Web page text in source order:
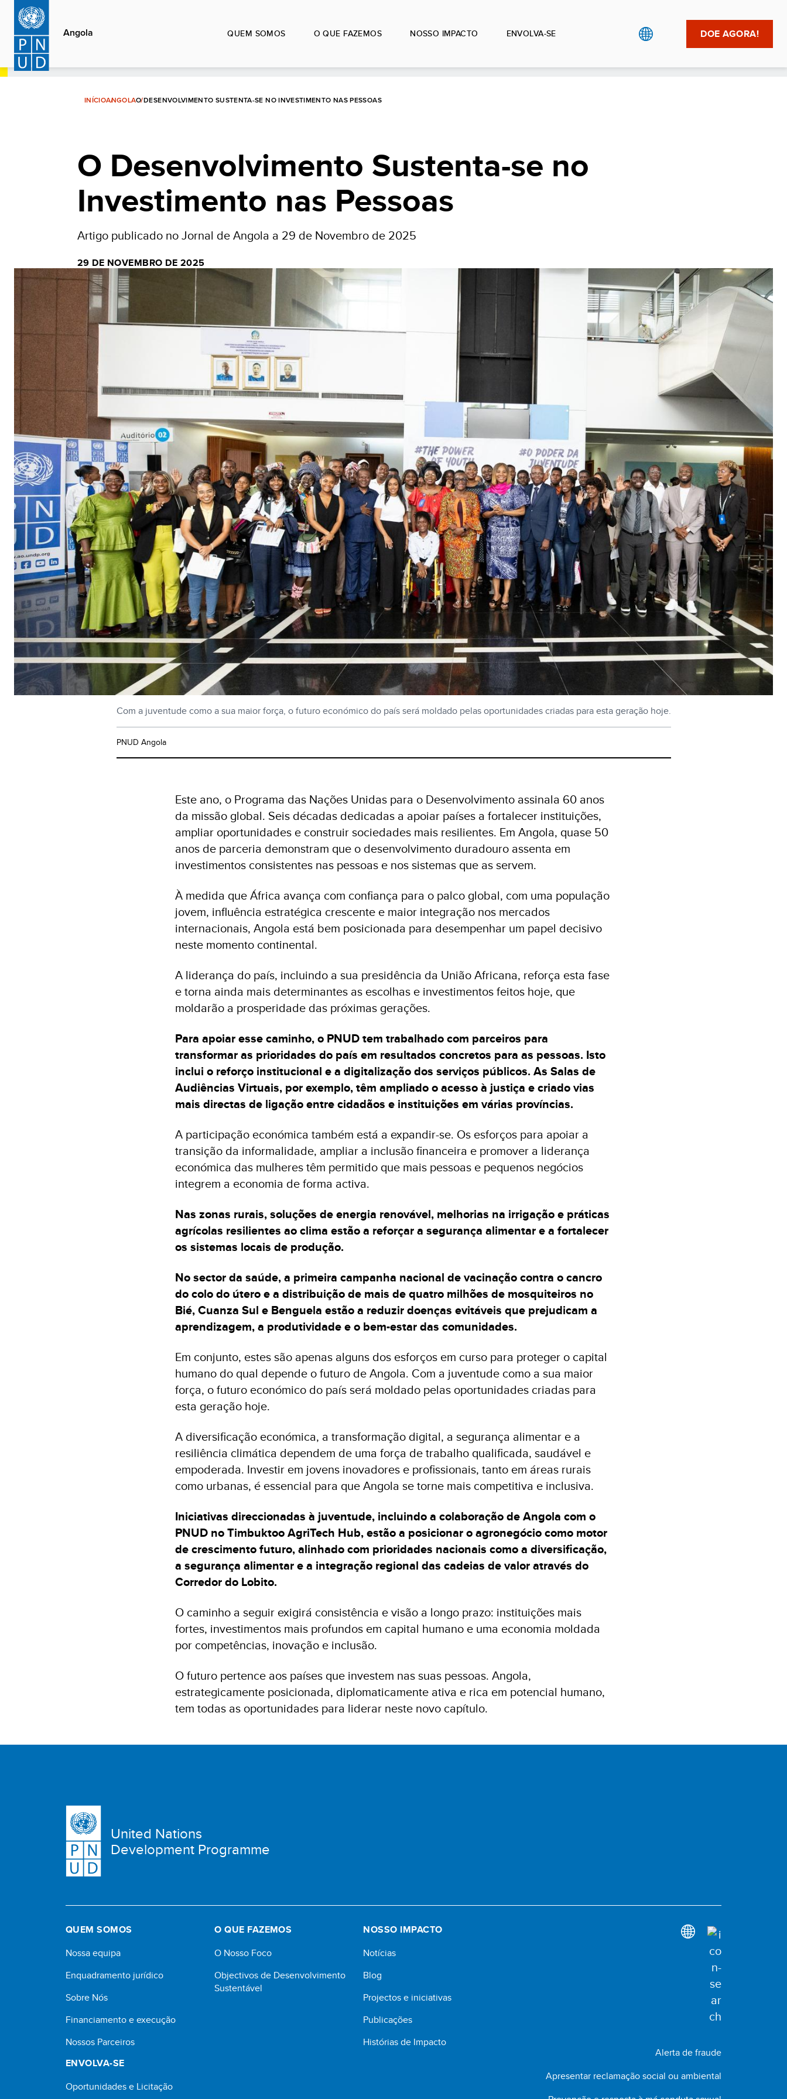
Passar
para
conteúdo
principal
Angola QUEM SOMOS O QUE FAZEMOS NOSSO IMPACTO ENVOLVA-SE DOE AGORA!
INÍCIOANGOLAO DESENVOLVIMENTO SUSTENTA-SE NO INVESTIMENTO NAS PESSOAS
O Desenvolvimento Sustenta-se no
Investimento nas Pessoas
Artigo publicado no Jornal de Angola a 29 de Novembro de 2025
29 DE NOVEMBRO DE 2025
Com a juventude como a sua maior força, o futuro económico do país será moldado pelas oportunidades criadas para esta geração hoje.
PNUD Angola
Este ano, o Programa das Nações Unidas para o Desenvolvimento assinala 60 anos
da missão global. Seis décadas dedicadas a apoiar países a fortalecer instituições,
ampliar oportunidades e construir sociedades mais resilientes. Em Angola, quase 50
anos de parceria demonstram que o desenvolvimento duradouro assenta em
investimentos consistentes nas pessoas e nos sistemas que as servem.
À medida que África avança com confiança para o palco global, com uma população
jovem, influência estratégica crescente e maior integração nos mercados
internacionais, Angola está bem posicionada para desempenhar um papel decisivo
neste momento continental.
A liderança do país, incluindo a sua presidência da União Africana, reforça esta fase
e torna ainda mais determinantes as escolhas e investimentos feitos hoje, que
moldarão a prosperidade das próximas gerações.
Para apoiar esse caminho, o PNUD tem trabalhado com parceiros para
transformar as prioridades do país em resultados concretos para as pessoas. Isto
inclui o reforço institucional e a digitalização dos serviços públicos. As Salas de
Audiências Virtuais, por exemplo, têm ampliado o acesso à justiça e criado vias
mais directas de ligação entre cidadãos e instituições em várias províncias.
A participação económica também está a expandir-se. Os esforços para apoiar a
transição da informalidade, ampliar a inclusão financeira e promover a liderança
económica das mulheres têm permitido que mais pessoas e pequenos negócios
integrem a economia de forma activa.
Nas zonas rurais, soluções de energia renovável, melhorias na irrigação e práticas
agrícolas resilientes ao clima estão a reforçar a segurança alimentar e a fortalecer
os sistemas locais de produção.
No sector da saúde, a primeira campanha nacional de vacinação contra o cancro
do colo do útero e a distribuição de mais de quatro milhões de mosquiteiros no
Bié, Cuanza Sul e Benguela estão a reduzir doenças evitáveis que prejudicam a
aprendizagem, a produtividade e o bem-estar das comunidades.
Em conjunto, estes são apenas alguns dos esforços em curso para proteger o capital
humano do qual depende o futuro de Angola. Com a juventude como a sua maior
força, o futuro económico do país será moldado pelas oportunidades criadas para
esta geração hoje.
A diversificação económica, a transformação digital, a segurança alimentar e a
resiliência climática dependem de uma força de trabalho qualificada, saudável e
empoderada. Investir em jovens inovadores e profissionais, tanto em áreas rurais
como urbanas, é essencial para que Angola se torne mais competitiva e inclusiva.
Iniciativas direccionadas à juventude, incluindo a colaboração de Angola com o
PNUD no Timbuktoo AgriTech Hub, estão a posicionar o agronegócio como motor
de crescimento futuro, alinhado com prioridades nacionais como a diversificação,
a segurança alimentar e a integração regional das cadeias de valor através do
Corredor do Lobito.
O caminho a seguir exigirá consistência e visão a longo prazo: instituições mais
fortes, investimentos mais profundos em capital humano e uma economia moldada
por competências, inovação e inclusão.
O futuro pertence aos países que investem nas suas pessoas. Angola,
estrategicamente posicionada, diplomaticamente ativa e rica em potencial humano,
tem todas as oportunidades para liderar neste novo capítulo.
United Nations
Development Programme
QUEM SOMOS
Nossa equipa
Enquadramento jurídico
Sobre Nós
Financiamento e execução
Nossos Parceiros
O QUE FAZEMOS
O Nosso Foco
Objectivos de Desenvolvimento
Sustentável
NOSSO IMPACTO
Notícias
Blog
Projectos e iniciativas
Publicações
Histórias de Impacto
ENVOLVA-SE
Oportunidades e Licitação
Alerta de fraude
Apresentar reclamação social ou ambiental